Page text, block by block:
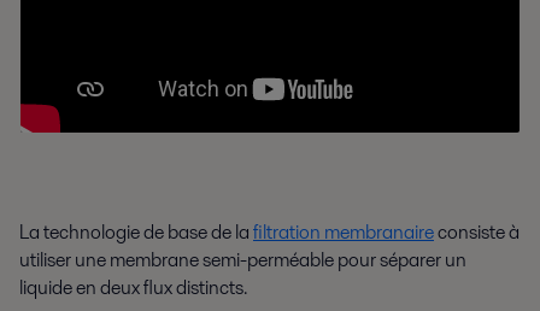
La technologie de base de lafiltration membranaireconsiste à
utiliser une membrane semi-perméable pour séparer un
liquide en deux flux distincts.